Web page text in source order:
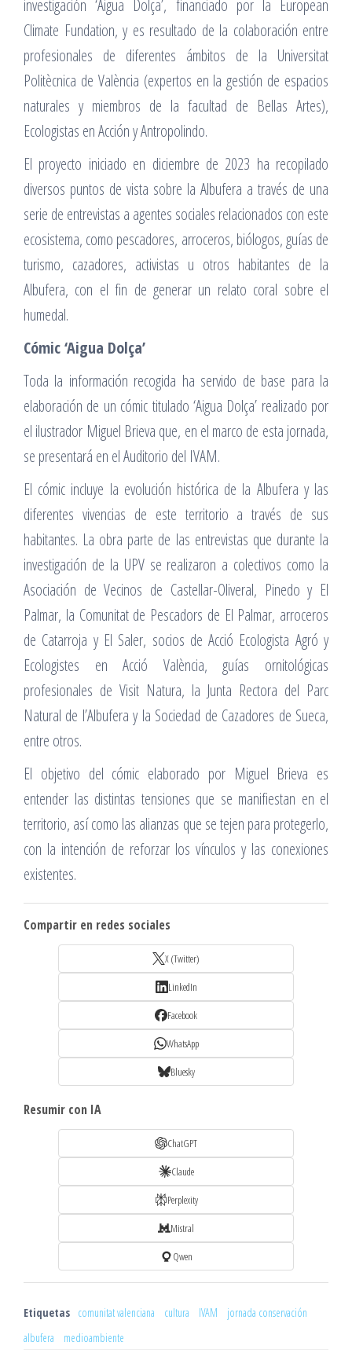
investigación ‘Aigua Dolça’, financiado por la European
Climate Fundation, y es resultado de la colaboración entre
profesionales de diferentes ámbitos de la Universitat
Politècnica de València (expertos en la gestión de espacios
naturales y miembros de la facultad de Bellas Artes),
Ecologistas en Acción y Antropolindo.
El proyecto iniciado en diciembre de 2023 ha recopilado
diversos puntos de vista sobre la Albufera a través de una
serie de entrevistas a agentes sociales relacionados con este
ecosistema, como pescadores, arroceros, biólogos, guías de
turismo, cazadores, activistas u otros habitantes de la
Albufera, con el fin de generar un relato coral sobre el
humedal.
Cómic ‘Aigua Dolça’
Toda la información recogida ha servido de base para la
elaboración de un cómic titulado ‘Aigua Dolça’ realizado por
el ilustrador Miguel Brieva que, en el marco de esta jornada,
se presentará en el Auditorio del IVAM.
El cómic incluye la evolución histórica de la Albufera y las
diferentes vivencias de este territorio a través de sus
habitantes. La obra parte de las entrevistas que durante la
investigación de la UPV se realizaron a colectivos como la
Asociación de Vecinos de Castellar-Oliveral, Pinedo y El
Palmar, la Comunitat de Pescadors de El Palmar, arroceros
de Catarroja y El Saler, socios de Acció Ecologista Agró y
Ecologistes en Acció València, guías ornitológicas
profesionales de Visit Natura, la Junta Rectora del Parc
Natural de l’Albufera y la Sociedad de Cazadores de Sueca,
entre otros.
El objetivo del cómic elaborado por Miguel Brieva es
entender las distintas tensiones que se manifiestan en el
territorio, así como las alianzas que se tejen para protegerlo,
con la intención de reforzar los vínculos y las conexiones
existentes.
Compartir en redes sociales
X (Twitter)
LinkedIn
Facebook
WhatsApp
Bluesky
Resumir con IA
ChatGPT
Claude
Perplexity
Mistral
Qwen
Etiquetas comunitat valenciana cultura IVAM
jornada conservación
albufera
medioambiente